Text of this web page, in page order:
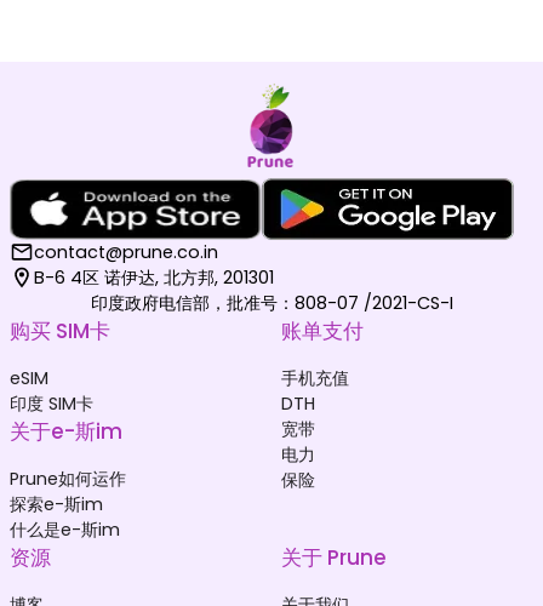
contact@prune.co.in
B-6 4区 诺伊达, 北方邦, 201301
印度政府电信部，批准号：808-07 /2021-CS-I
购买 SIM卡
eSIM
印度 SIM卡
关于e-斯im
Prune如何运作
探索e-斯im
什么是e-斯im
账单支付
手机充值
DTH
宽带
电力
保险
资源 关于 Prune